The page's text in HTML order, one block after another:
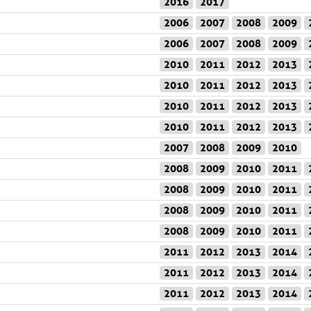
2006
2007 2008 2009
2006
2007 2008 2009
2010
2011 2012 2013
2010
2011 2012 2013
2010
2011 2012 2013
2010
2011 2012 2013
2007
2008 2009
2010
2008
2009 2010 2011
2008
2009 2010 2011
2008
2009 2010 2011
2008
2009 2010 2011
2011
2012 2013 2014
2011
2012 2013 2014
2011
2012 2013 2014